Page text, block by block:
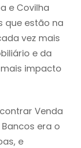
e Covilha
que estão na
vez mais
e da
impacto
Venda
era o
e